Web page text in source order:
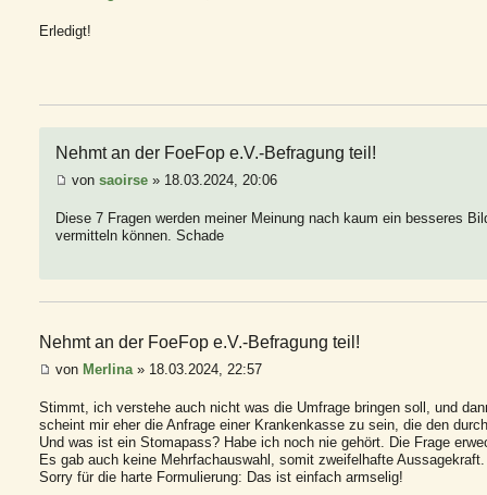
Erledigt!
Nehmt an der FoeFop e.V.-Befragung teil!
von saoirse » 18.03.2024, 20:06
Diese 7 Fragen werden meiner Meinung nach kaum ein besseres
vermitteln können. Schade
Nehmt an der FoeFop e.V.-Befragung teil!
von Merlina » 18.03.2024, 22:57
Stimmt, ich verstehe auch nicht was die Umfrage bringen soll, und
scheint mir eher die Anfrage einer Krankenkasse zu sein, die den
Und was ist ein Stomapass? Habe ich noch nie gehört. Die Frage
Es gab auch keine Mehrfachauswahl, somit zweifelhafte Aussagekraft.
Sorry für die harte Formulierung: Das ist einfach armselig!